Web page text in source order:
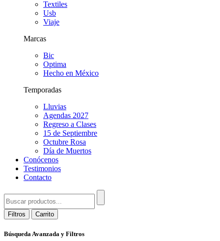
Textiles
Usb
Viaje
Marcas
Bic
Optima
Hecho en México
Temporadas
Lluvias
Agendas 2027
Regreso a Clases
15 de Septiembre
Octubre Rosa
Día de Muertos
Conócenos
Testimonios
Contacto
Filtros Carrito
Búsqueda Avanzada y Filtros